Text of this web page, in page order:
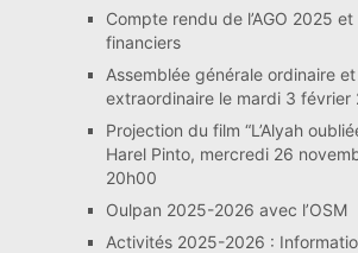
Compte rendu de l’AGO 2025
financiers
Assemblée générale ordinaire et
extraordinaire le mardi 3 février
Projection du film “L’Alyah
Harel Pinto, mercredi 26
20h00
Oulpan 2025-2026 avec l’OSM
Activités 2025-2026 :